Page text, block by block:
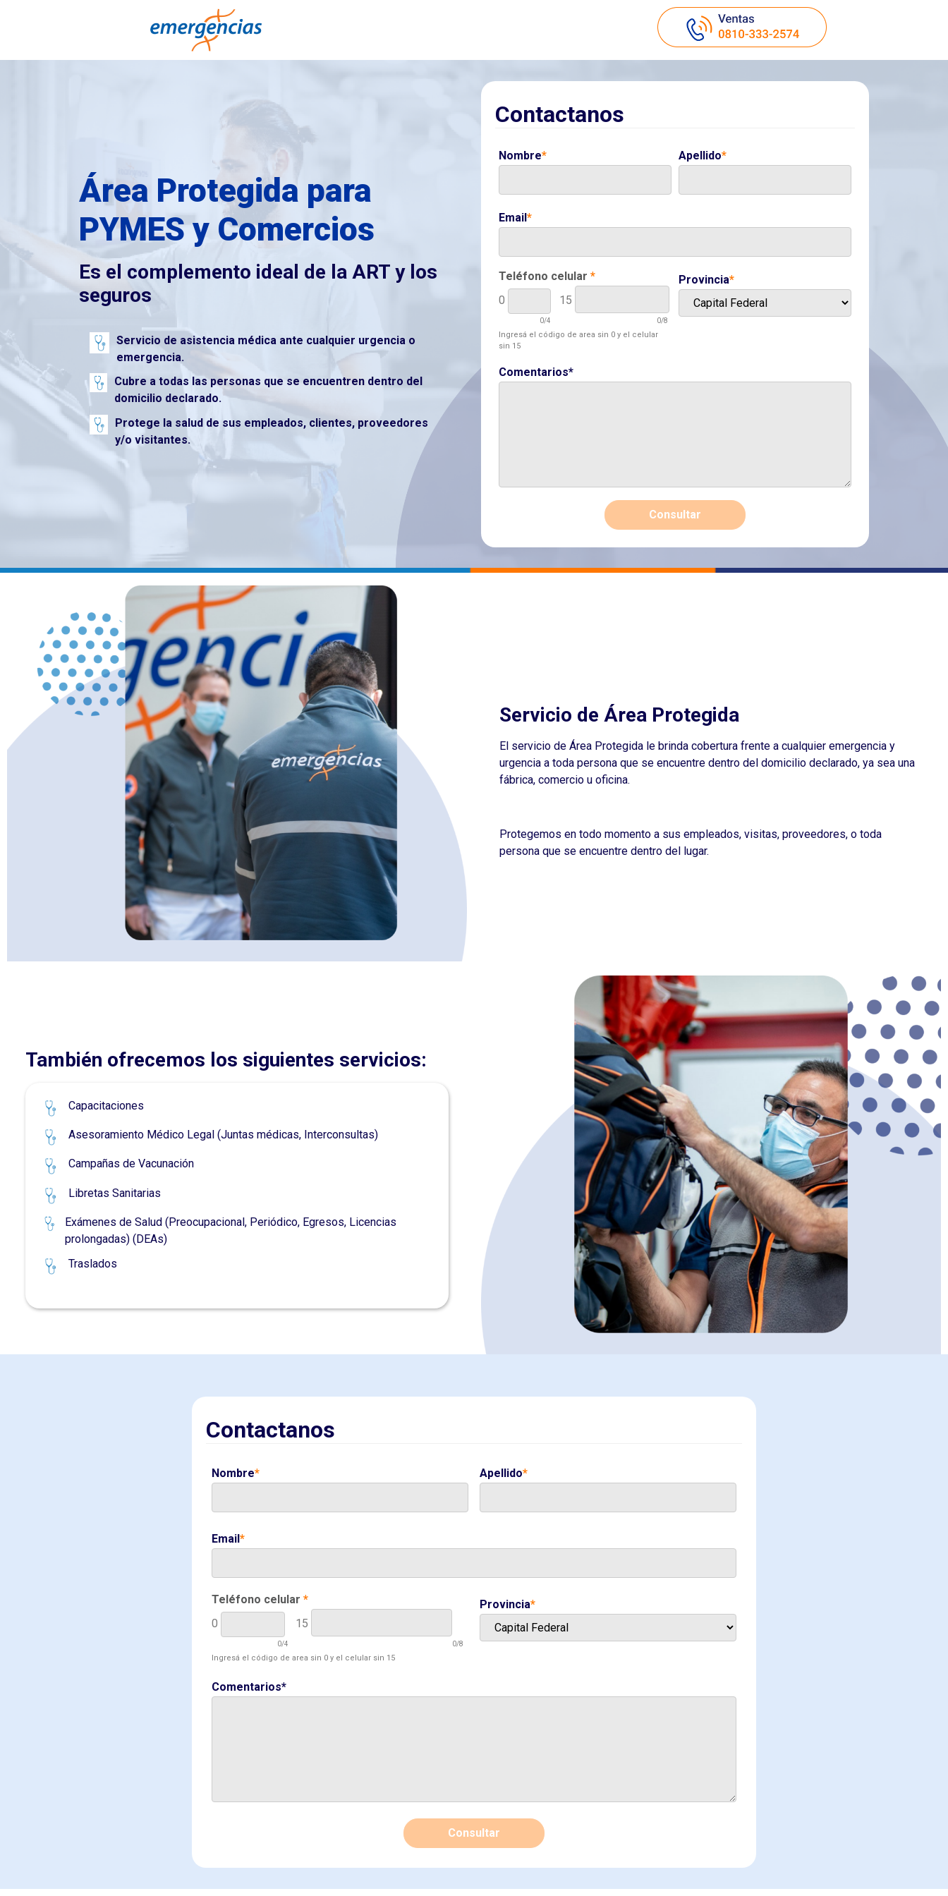
Área Protegida para
PYMES y Comercios
Es el complemento ideal de la ART y los
seguros
Servicio de asistencia médica ante cualquier urgencia o
emergencia.
Cubre a todas las personas que se encuentren dentro del
domicilio declarado.
Protege la salud de sus empleados, clientes, proveedores
y/o visitantes.​
Contactanos
Nombre* Apellido*
Email*
Teléfono celular*
0
15
0/4 0/8
Ingresá el código de area sin 0 y el celular
sin 15
Provincia*
Comentarios*
Servicio de Área Protegida
El servicio de Área Protegida le brinda cobertura frente a cualquier emergencia y
urgencia a toda persona que se encuentre dentro del domicilio declarado, ya sea una
fábrica, comercio u oficina.
Protegemos en todo momento a sus empleados, visitas, proveedores, o toda
persona que se encuentre dentro del lugar.
También ofrecemos los siguientes servicios:
Capacitaciones
Asesoramiento Médico Legal (Juntas médicas, Interconsultas)
Campañas de Vacunación
Libretas Sanitarias
Exámenes de Salud (Preocupacional, Periódico, Egresos, Licencias
prolongadas) (DEAs)
Traslados
Contactanos
Nombre* Apellido*
Email*
Teléfono celular *
0
15
0/4 0/8
Ingresá el código de area sin 0 y el celular sin 15
Provincia*
Comentarios*